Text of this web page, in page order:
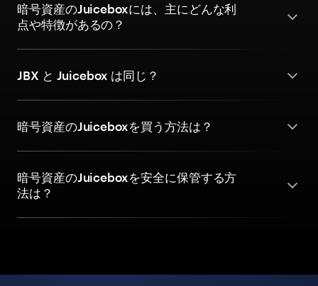
暗号資産のJuiceboxには、主にどんな利
点や特徴があるの？
JBX と Juicebox は同じ？
暗号資産のJuiceboxを買う方法は？
暗号資産のJuiceboxを安全に保管する方
法は？